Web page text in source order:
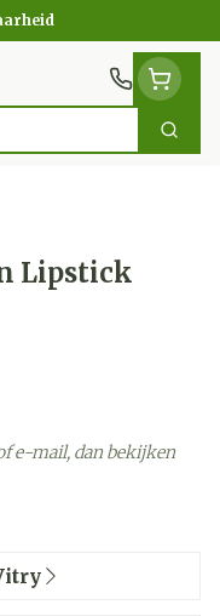
Zoek
Lipstick
e-mail, dan bekijken